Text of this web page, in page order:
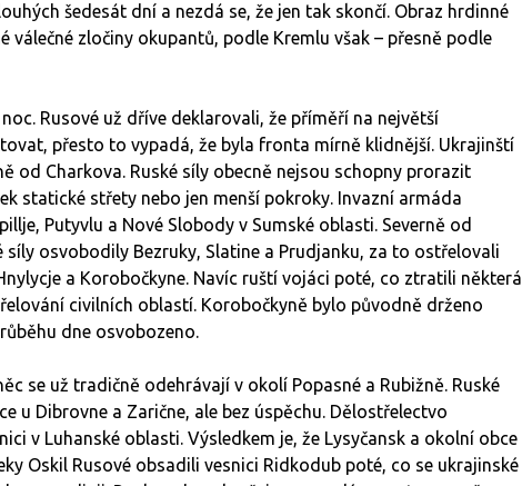
šedesát dní a nezdá se, že jen tak skončí. Obraz hrdinné
válečné zločiny okupantů, podle Kremlu však – přesně podle
Rusové už dříve deklarovali, že příměří na největší
přesto to vypadá, že byla fronta mírně klidnější. Ukrajinští
od Charkova. Ruské síly obecně nejsou schopny prorazit
statické střety nebo jen menší pokroky. Invazní armáda
Putyvlu a Nové Slobody v Sumské oblasti. Severně od
osvobodily Bezruky, Slatine a Prudjanku, za to ostřelovali
a Korobočkyne. Navíc ruští vojáci poté, co ztratili některá
civilních oblastí. Korobočkyně bylo původně drženo
dne osvobozeno.
se už tradičně odehrávají v okolí Popasné a Rubižně. Ruské
u Dibrovne a Zarične, ale bez úspěchu. Dělostřelectvo
v Luhanské oblasti. Výsledkem je, že Lysyčansk a okolní obce
Oskil Rusové obsadili vesnici Ridkodub poté, co se ukrajinské